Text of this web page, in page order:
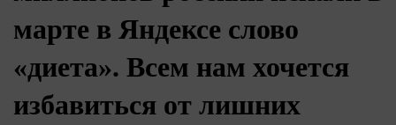
марте в Яндексе слово
«диета». Всем нам хочется
избавиться от лишних